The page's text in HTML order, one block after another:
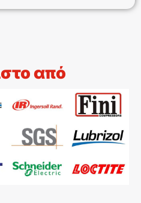
από